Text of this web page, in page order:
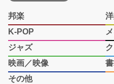
邦楽
K-POP
ジャズ
映画／映像
その他